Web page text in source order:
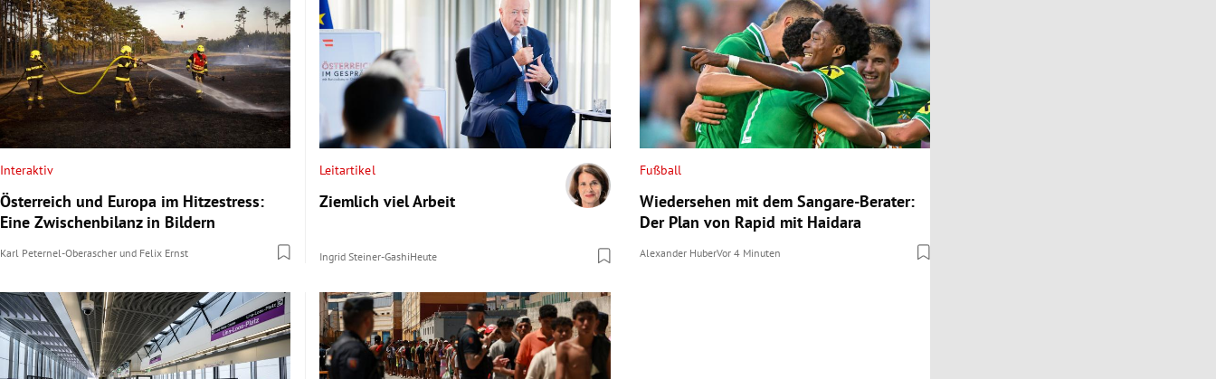
Untermenü
Untermenü
Interaktiv
Österreich und Europa im Hitzestress:
Eine Zwischenbilanz in Bildern
Karl Peternel-Oberascher und Felix Ernst
Leitartikel
Ziemlich viel Arbeit
Ingrid Steiner-GashiHeute
Fußball
Wiedersehen mit dem Sangare-Berater:
Der Plan von Rapid mit Haidara
Alexander HuberVor 4 Minuten